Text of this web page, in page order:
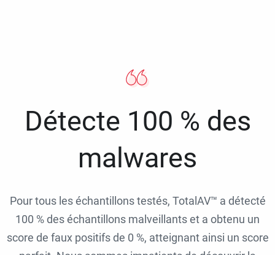
Détecte 100 % des
malwares
Pour tous les échantillons testés, TotalAV™ a détecté
100 % des échantillons malveillants et a obtenu un
score de faux positifs de 0 %, atteignant ainsi un score